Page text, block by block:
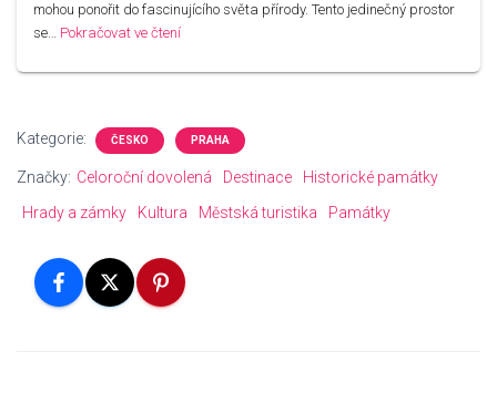
mohou ponořit do fascinujícího světa přírody. Tento jedinečný prostor
se… Pokračovat ve čtení
Kategorie: ČESKO PRAHA
Značky: Celoroční dovolená Destinace
Historické památky
Hrady a zámky
Kultura Městská turistika Památky